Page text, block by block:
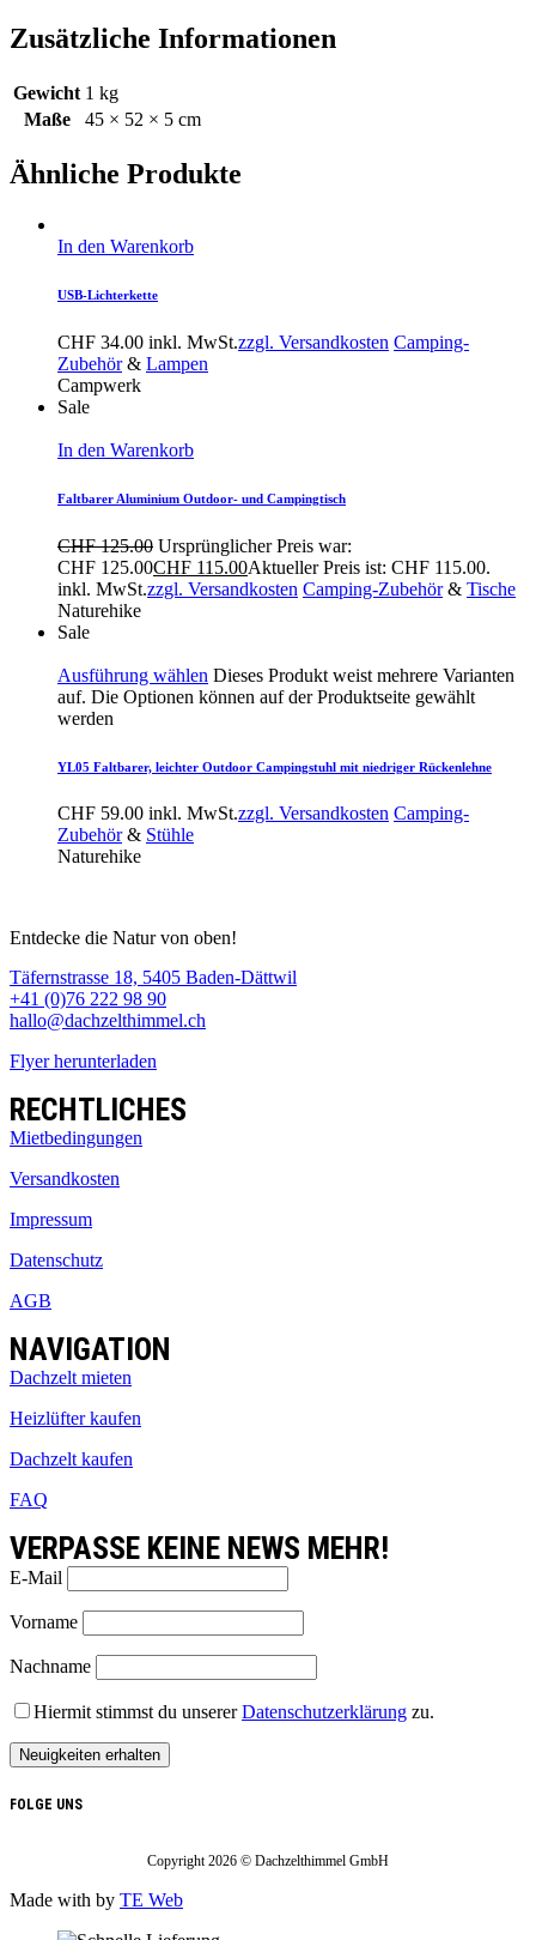
Zusätzliche Informationen
Gewicht 1 kg
Maße
45 × 52 × 5 cm
Ähnliche Produkte
In den Warenkorb
USB-Lichterkette
CHF 34.00 inkl. MwSt.zzgl. Versandkosten Camping-
Zubehör& Lampen
Campwerk
Sale
In den Warenkorb
Faltbarer Aluminium Outdoor- und Campingtisch
CHF125.00 Ursprünglicher Preis war:
CHF 125.00CHF 115.00Aktueller Preis ist: CHF 115.00.
inkl. MwSt.zzgl. Versandkosten Camping-Zubehör& Tische
Naturehike
Sale
Ausführung wählen Dieses Produkt weist mehrere Varianten
auf. Die Optionen können auf der Produktseite gewählt
werden
YL05 Faltbarer, leichter Outdoor Campingstuhl mit niedriger Rückenlehne
CHF 59.00 inkl. MwSt.zzgl. Versandkosten Camping-
Zubehör& Stühle
Naturehike
Entdecke die Natur von oben!
Täfernstrasse 18, 5405 Baden-Dättwil
+41 (0)76 222 98 90
hallo@dachzelthimmel.ch
Flyer herunterladen
RECHTLICHES
Mietbedingungen
Versandkosten
Impressum
Datenschutz
AGB
NAVIGATION
Dachzelt mieten
Heizlüfter kaufen
Dachzelt kaufen
FAQ
VERPASSE KEINE NEWS MEHR!
E-Mail
Vorname
Nachname
Hiermit stimmst du unsererDatenschutzerklärung zu.
FOLGE UNS
Copyright 2026 © Dachzelthimmel GmbH
Made with by TE Web